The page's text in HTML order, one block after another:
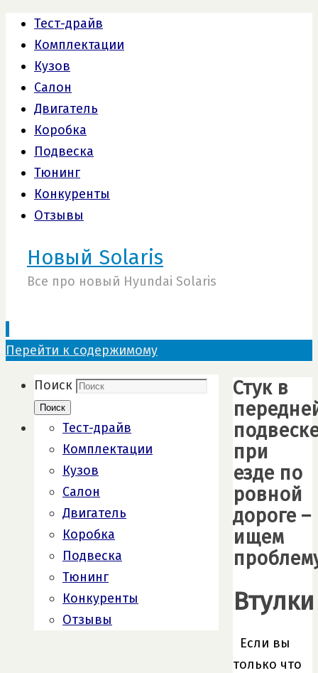
Тест-драйв
Комплектации
Кузов
Салон
Двигатель
Коробка
Подвеска
Тюнинг
Конкуренты
Отзывы
Новый Solaris
Все про новый Hyundai Solaris
Перейти к содержимому
Стук в
при
езде по
ровной
дороге –
ищем
Втулки
Если вы
только что
Поиск
Поиск
Тест-драйв
Комплектации
Кузов
Салон
Двигатель
Коробка
Подвеска
Тюнинг
Конкуренты
Отзывы